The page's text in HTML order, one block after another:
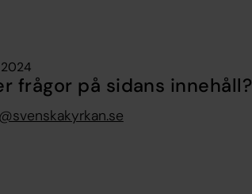
frågor på sidans innehåll?